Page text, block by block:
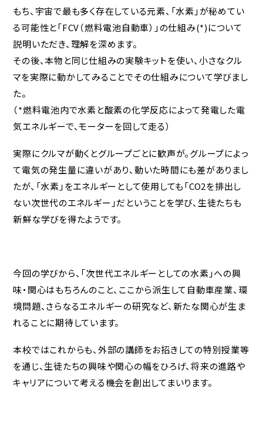
緊急時の対応につい
て
HIGASHI蔵書検索
卒業生の方へ
同窓会
各種証明書
教育実習をお考えの
方へ
産学官連携をお考えの方へ
ブランドガイドライン
アクセス
採用情報
お問合せ
もち、宇宙で最も多く存在している元素、「水素」が秘めてい
る可能性と「FCV（燃料電池自動車）」の仕組み(*)について
説明いただき、理解を深めます。
その後、本物と同じ仕組みの実験キットを使い、小さなクル
マを実際に動かしてみることでその仕組みについて学びまし
た。
（*燃料電池内で水素と酸素の化学反応によって発電した電
気エネルギーで、モーターを回して走る）
実際にクルマが動くとグループごとに歓声が。グループによっ
て電気の発生量に違いがあり、動いた時間にも差がありまし
たが、「水素」をエネルギーとして使用しても「CO2を排出し
ない次世代のエネルギー」だということを学び、生徒たちも
新鮮な学びを得たようです。
今回の学びから、「次世代エネルギーとしての水素」への興
味・関心はもちろんのこと、ここから派生して自動車産業、環
境問題、さらなるエネルギーの研究など、新たな関心が生ま
れることに期待しています。
本校ではこれからも、外部の講師をお招きしての特別授業等
を通じ、生徒たちの興味や関心の幅をひろげ、将来の進路や
キャリアについて考える機会を創出してまいります。